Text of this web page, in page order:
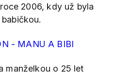
2006, kdy už byla
- MANU A BIBI
manželkou o 25 let